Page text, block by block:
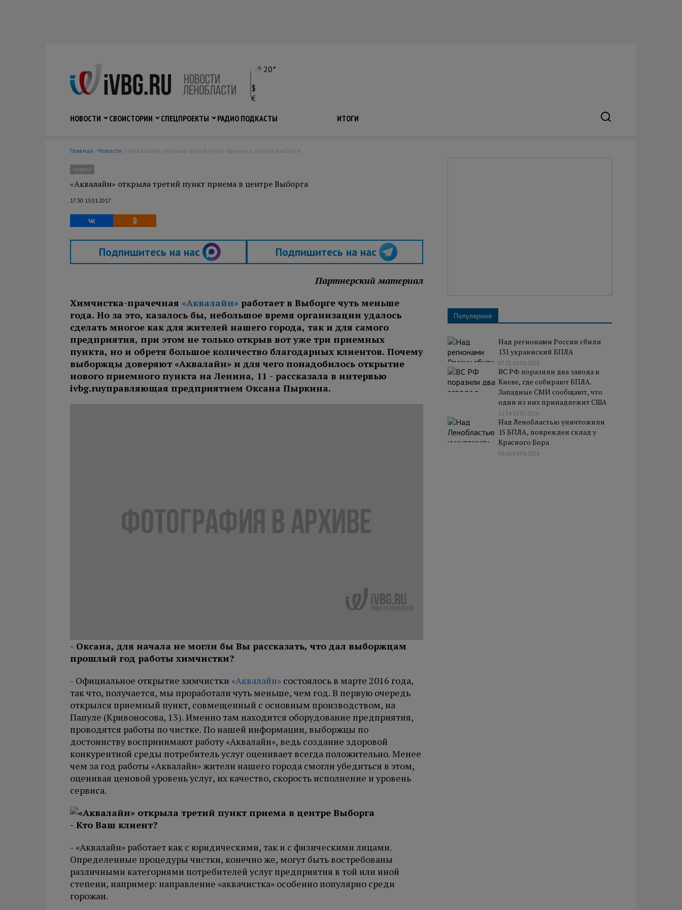
20°
$
€
НОВОСТИ
СВОИСТОРИИ СПЕЦПРОЕКТЫ РАДИО ПОДКАСТЫ ИТОГИ
Главная / Новости / «Аквалайн» открыла третий пункт приема в центре Выборга
Новости
«Аквалайн» открыла третий пункт приема в центре Выборга
17:30 13.01.2017
Подпишитесь на нас Подпишитесь на нас
Партнерский материал
Химчистка-прачечная «Аквалайн» работает в Выборге чуть меньше
года. Но за это, казалось бы, небольшое время организации удалось
сделать многое как для жителей нашего города, так и для самого
предприятия, при этом не только открыв вот уже три приемных
пункта, но и обретя большое количество благодарных клиентов. Почему
выборжцы доверяют «Аквалайн» и для чего понадобилось открытие
нового приемного пункта на Ленина, 11 - рассказала в интервью
ivbg.ruуправляющая предприятием Оксана Пыркина.
- Оксана, для начала не могли бы Вы рассказать, что дал выборжцам
прошлый год работы химчистки?
- Официальное открытие химчистки «Аквалайн» состоялось в марте 2016 года,
так что, получается, мы проработали чуть меньше, чем год. В первую очередь
открылся приемный пункт, совмещенный с основным производством, на
Папуле (Кривоносова, 13). Именно там находится оборудование предприятия,
проводятся работы по чистке. По нашей информации, выборжцы по
достоинству воспринимают работу «Аквалайн», ведь создание здоровой
конкурентной среды потребитель услуг оценивает всегда положительно. Менее
чем за год работы «Аквалайн» жители нашего города смогли убедиться в этом,
оценивая ценовой уровень услуг, их качество, скорость исполнение и уровень
сервиса.
- Кто Ваш клиент?
- «Аквалайн» работает как с юридическими, так и с физическими лицами.
Определенные процедуры чистки, конечно же, могут быть востребованы
различными категориями потребителей услуг предприятия в той или иной
степени, например: направление «аквачистка» особенно популярно среди
горожан.
Популярное
Над регионами России сбили
131 украинский БПЛА
07:25 03.08.2026
ВС РФ поразили два завода в
Киеве, где собирают БПЛА.
Западные СМИ сообщают, что
один из них принадлежит США
11:34 31.07.2026
Над Ленобластью уничтожили
15 БПЛА, поврежден склад у
Красного Бора
06:18 04.08.2026